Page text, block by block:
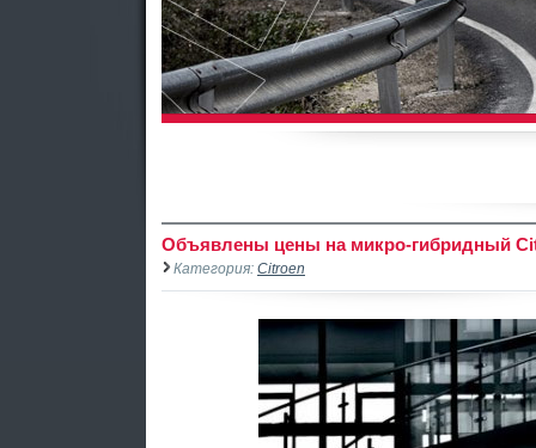
Объявлены цены на микро-гибридный
Категория: Citroen